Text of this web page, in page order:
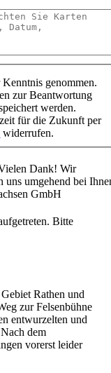
Kenntnis genommen.
zur Beantwortung
werden.
für die Zukunft per
widerrufen.
Dank! Wir
uns umgehend bei
GmbH
Bitte
Rathen und
zur Felsenbühne
entwurzelten und
dem
vorerst leider